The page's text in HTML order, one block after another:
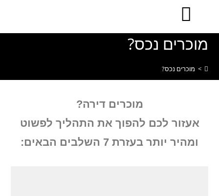
מוכרים נכס?
> מוכרים נכס?
מוכרים דירה?
אעזור לכם להפוך את התהליך לפשוט
ומהיר יותר בעזרת 7 השלבים הבאים: